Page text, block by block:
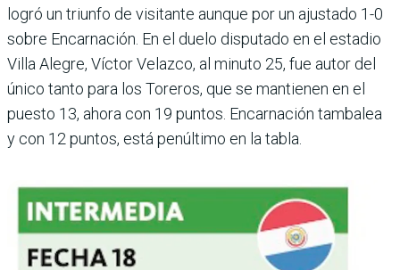
logró un triunfo de visitante aunque por un ajustado 1-0
sobre Encar­nación. En el duelo dis­putado en el estadio
Villa Alegre, Víctor Velazco, al minuto 25, fue autor del
único tanto para los Tore­ros, que se mantienen en el
puesto 13, ahora con 19 pun­tos. Encarnación tambalea
y con 12 puntos, está penúl­timo en la tabla.